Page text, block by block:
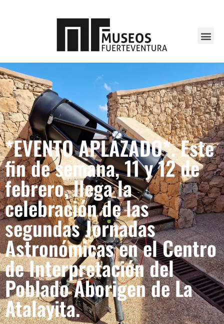
*EVENTO APLAZADO*. Este
fin de semana, 11 y 12 de
febrero, llega la
celebración de las
segundas Jornadas
Astronómicas en el Centro
de Interpretación del
Poblado Aborigen de La
Atalayita.